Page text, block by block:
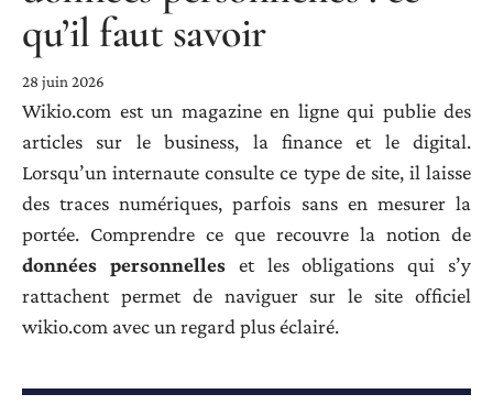
qu’il faut savoir
28 juin 2026
Wikio.com est un magazine en ligne qui publie des
articles sur le business, la finance et le digital.
Lorsqu’un internaute consulte ce type de site, il laisse
des traces numériques, parfois sans en mesurer la
portée. Comprendre ce que recouvre la notion de
données personnelleset les obligations qui s’y
rattachent permet de naviguer sur le site officiel
wikio.com avec un regard plus éclairé.